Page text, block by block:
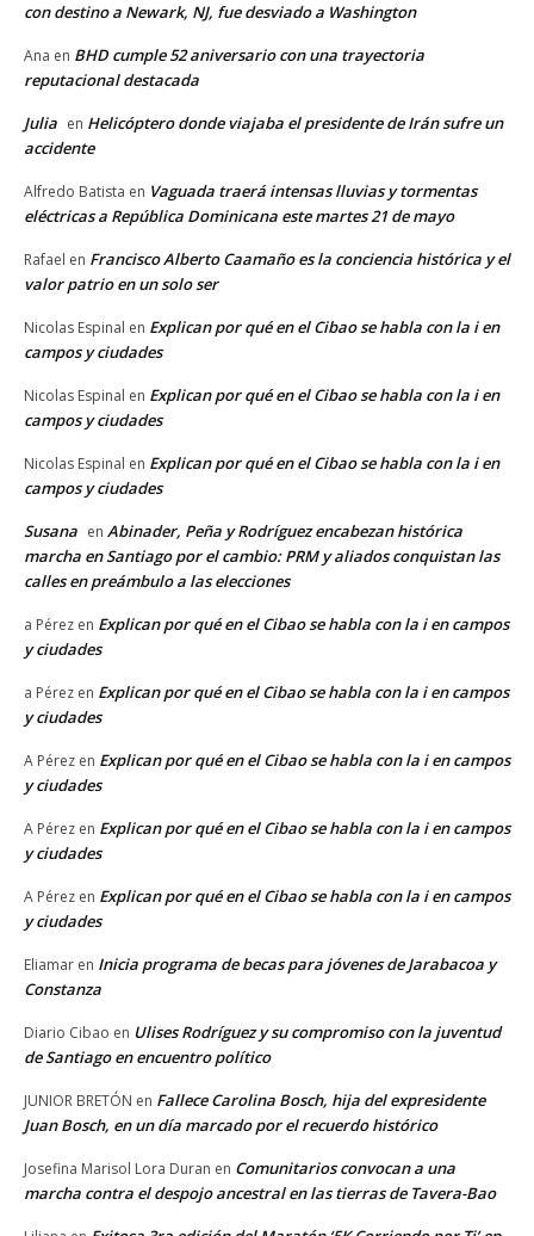
con destino a Newark, NJ, fue desviado a Washington
Ana en BHD cumple 52 aniversario con una trayectoria
reputacional destacada
Julia en Helicóptero donde viajaba el presidente de Irán sufre un
accidente
Alfredo Batista en Vaguada traerá intensas lluvias y tormentas
eléctricas a República Dominicana este martes 21 de mayo
Rafael en Francisco Alberto Caamaño es la conciencia histórica y el
valor patrio en un solo ser
Nicolas Espinal en Explican por qué en el Cibao se habla con la i en
campos y ciudades
Nicolas Espinal en Explican por qué en el Cibao se habla con la i en
campos y ciudades
Nicolas Espinal en Explican por qué en el Cibao se habla con la i en
campos y ciudades
Susana en Abinader, Peña y Rodríguez encabezan histórica
marcha en Santiago por el cambio: PRM y aliados conquistan las
calles en preámbulo a las elecciones
a Pérez en Explican por qué en el Cibao se habla con la i en campos
y ciudades
a Pérez en Explican por qué en el Cibao se habla con la i en campos
y ciudades
A Pérez en Explican por qué en el Cibao se habla con la i en campos
y ciudades
A Pérez en Explican por qué en el Cibao se habla con la i en campos
y ciudades
A Pérez en Explican por qué en el Cibao se habla con la i en campos
y ciudades
Eliamar en Inicia programa de becas para jóvenes de Jarabacoa y
Constanza
Diario Cibao en Ulises Rodríguez y su compromiso con la juventud
de Santiago en encuentro político
JUNIOR BRETÓN en Fallece Carolina Bosch, hija del expresidente
Juan Bosch, en un día marcado por el recuerdo histórico
Josefina Marisol Lora Duran en Comunitarios convocan a una
marcha contra el despojo ancestral en las tierras de Tavera-Bao